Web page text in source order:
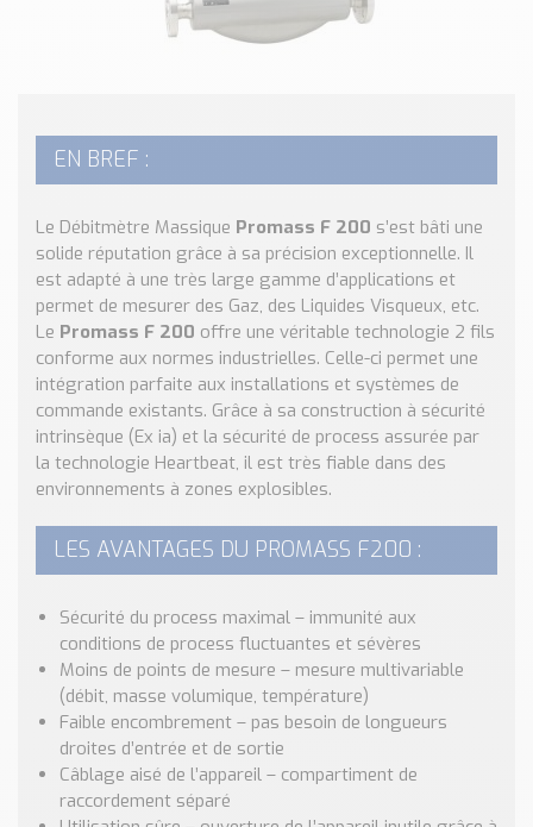
Nos outils et simulateurs
Formulaire Débitmètre
Calculateur maintien en température
Calculateur Chauffage/Liquide/Gaz
Blog
Nos Réalisations
Conseils et Actualités
Catalogue des essentiels pour les brasseries et micro-
brasseries
Contact & Devis
Devis, Tarifs, Renseignements techniques
EN BREF :
Le Débitmètre Massique Promass F 200 s’est bâti une
solide réputation grâce à sa précision exceptionnelle. Il
est adapté à une très large gamme d’applications et
permet de mesurer des Gaz, des Liquides Visqueux, etc.
Le Promass F 200 offre une véritable technologie 2 fils
conforme aux normes industrielles. Celle-ci permet une
intégration parfaite aux installations et systèmes de
commande existants. Grâce à sa construction à sécurité
intrinsèque (Ex ia) et la sécurité de process assurée par
la technologie Heartbeat, il est très fiable dans des
environnements à zones explosibles.
LES AVANTAGES DU PROMASS F200 :
Sécurité du process maximal – immunité aux
conditions de process fluctuantes et sévères
Moins de points de mesure – mesure multivariable
(débit, masse volumique, température)
Faible encombrement – pas besoin de longueurs
droites d’entrée et de sortie
Câblage aisé de l’appareil – compartiment de
raccordement séparé